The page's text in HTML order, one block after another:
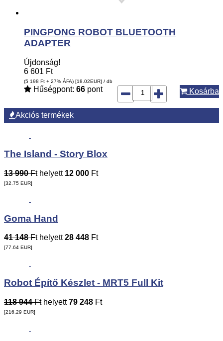
PINGPONG ROBOT BLUETOOTH
ADAPTER
Újdonság!
6 601 Ft
(5 198 Ft + 27% ÁFA) [18.02EUR] / db
Hűségpont: 66 pont Kosárba
Akciós termékek
The Island - Story Blox
13 990 Fthelyett 12 000 Ft
[32.75 EUR]
Goma Hand
41 148 Fthelyett28 448 Ft
[77.64 EUR]
Robot Építő Készlet - MRT5 Full Kit
118 944 Fthelyett79 248 Ft
[216.29 EUR]